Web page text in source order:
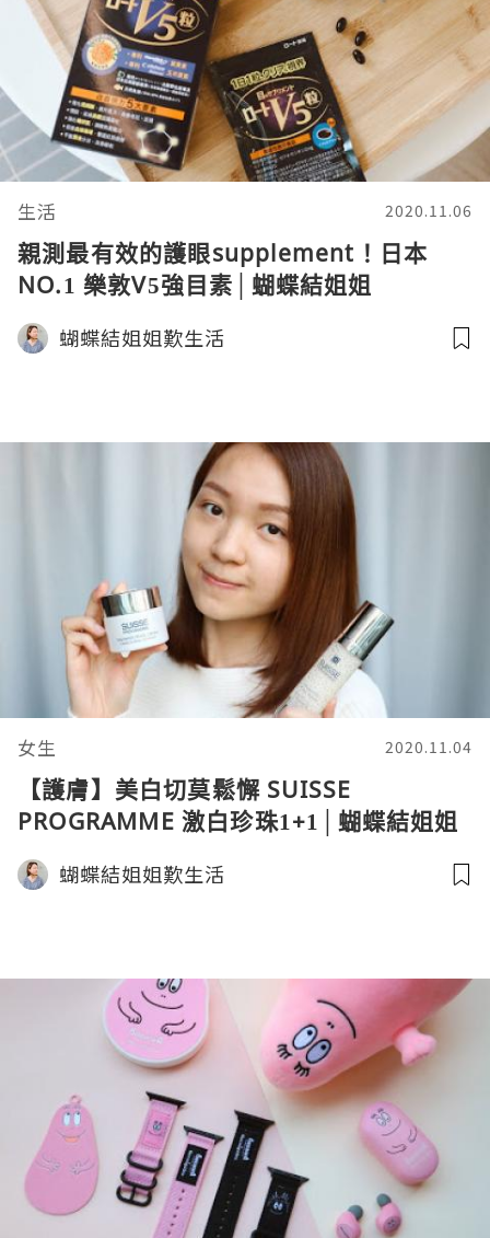
生活 2020.11.06
親測最有效的護眼supplement！日本
NO.1 樂敦V5強目素│蝴蝶結姐姐
蝴蝶結姐姐歎生活
女生 2020.11.04
【護膚】美白切莫鬆懈 SUISSE
PROGRAMME 激白珍珠1+1│蝴蝶結姐姐
蝴蝶結姐姐歎生活